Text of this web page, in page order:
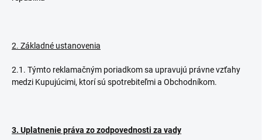
2. Základné ustanovenia
2.1. Týmto reklamačným poriadkom sa upravujú právne vzťahy
medzi Kupujúcimi, ktorí sú spotrebiteľmi a Obchodníkom.
3. Uplatnenie práva zo zodpovednosti za vady